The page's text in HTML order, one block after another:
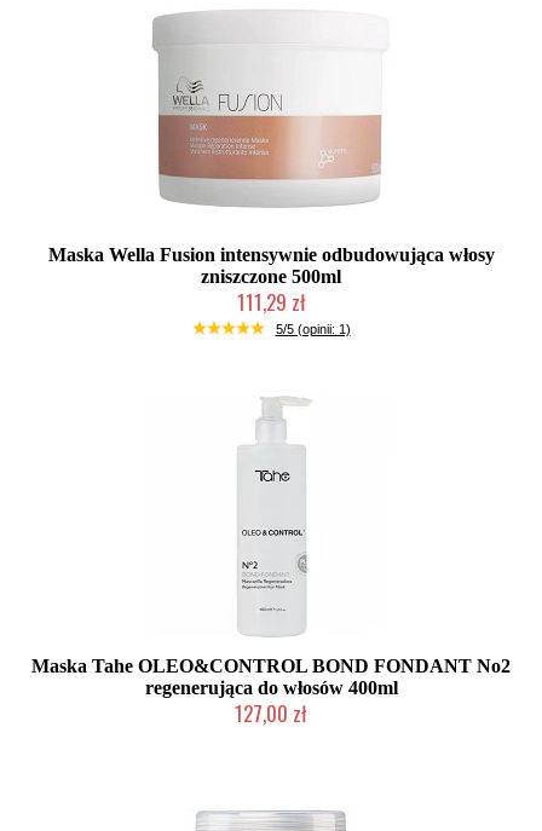
Maska Wella Fusion intensywnie odbudowująca włosy
zniszczone 500ml
111,29 zł
Duża ilość (wysyłka w 24h)
5/5 (opinii: 1)
Maska Tahe OLEO&CONTROL BOND FONDANT No2
regenerująca do włosów 400ml
127,00 zł